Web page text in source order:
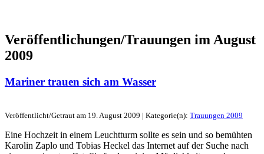
Veröffentlichungen/Trauungen im August
2009
Mariner trauen sich am Wasser
Veröffentlicht/Getraut am 19. August 2009 | Kategorie(n): Trauungen 2009
Eine Hochzeit in einem Leuchtturm sollte es sein und so bemühten
Karolin Zaplo und Tobias Heckel das Internet auf der Suche nach